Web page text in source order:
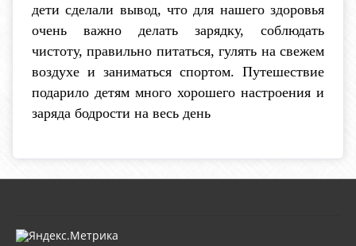
дети сделали вывод, что для нашего здоровья
очень важно делать зарядку, соблюдать
чистоту, правильно питаться, гулять на свежем
воздухе и заниматься спортом. Путешествие
подарило детям много хорошего настроения и
заряда бодрости на весь день